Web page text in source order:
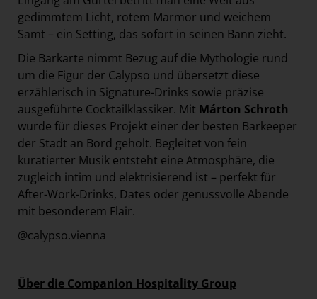
gedimmtem Licht, rotem Marmor und weichem
Samt – ein Setting, das sofort in seinen Bann zieht.
Die Barkarte nimmt Bezug auf die Mythologie rund
um die Figur der Calypso und übersetzt diese
erzählerisch in Signature-Drinks sowie präzise
ausgeführte Cocktailklassiker. Mit Márton Schroth
wurde für dieses Projekt einer der besten Barkeeper
der Stadt an Bord geholt. Begleitet von fein
kuratierter Musik entsteht eine Atmosphäre, die
zugleich intim und elektrisierend ist – perfekt für
After-Work-Drinks, Dates oder genussvolle Abende
mit besonderem Flair.
@calypso.vienna
Über die Companion Hospitality Group